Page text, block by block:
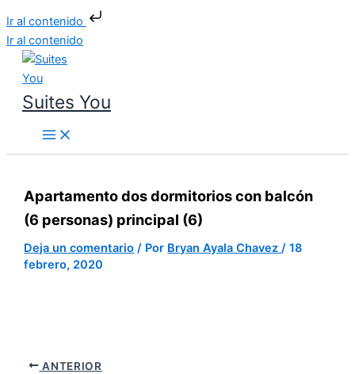
Ir al contenido
Ir al contenido
Suites You
Apartamento dos dormitorios con balcón
(6 personas) principal (6)
Deja un comentario / Por Bryan Ayala Chavez/18
febrero, 2020
ANTERIOR